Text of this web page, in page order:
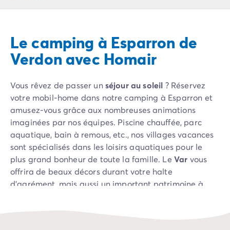
Camping Hendaye
Camping Bretagne
Camping Côtes d'Armor
Camping Ille-et-Vilaine
Camping Saint-Malo
Camping Morbihan
Camping Vannes
Camping Centre-Val de Loire
Camping Indre-et-Loire
Camping Chenonceau
Camping Champagne-Ardenne
Camping Ardennes
Camping Corse-du-Sud
Le camping à Esparron de
Verdon avec Homair
Vous rêvez de passer unséjour au soleil ? Réservez
votre mobil-home dans notre camping à Esparron et
amusez-vous grâce aux nombreuses animations
imaginées par nos équipes. Piscine chauffée, parc
aquatique, bain à remous, etc., nos villages vacances
sont spécialisés dans les loisirs aquatiques pour le
plus grand bonheur de toute la famille. Le Var vous
offrira de beaux décors durant votre halte
d’agrément, mais aussi un important patrimoine à
la Sainte Baume, Moustiers Sainte Marie, Gréoux les
Bains, montagne Sainte Victoire, gorges du Verdon,